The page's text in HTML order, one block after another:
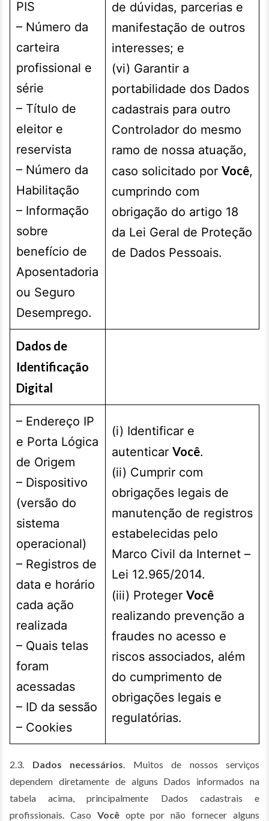
PIS
– Número da
carteira
profissional e
série
– Título de
eleitor e
reservista
– Número da
Habilitação
– Informação
sobre
benefício de
Aposentadoria
ou Seguro
Desemprego.
de dúvidas, parcerias e
manifestação de outros
interesses; e
(vi) Garantir a
portabilidade dos Dados
cadastrais para outro
Controlador do mesmo
ramo de nossa atuação,
caso solicitado por Você,
cumprindo com
obrigação do artigo 18
da Lei Geral de Proteção
de Dados Pessoais.
Dados de
Identificação
Digital
– Endereço IP
e Porta Lógica
de Origem
– Dispositivo
(versão do
sistema
operacional)
– Registros de
data e horário
cada ação
realizada
– Quais telas
foram
acessadas
– ID da sessão
– Cookies
(i) Identificar e
autenticar Você.
(ii) Cumprir com
obrigações legais de
manutenção de registros
estabelecidas pelo
Marco Civil da Internet –
Lei 12.965/2014.
(iii) Proteger Você
realizando prevenção a
fraudes no acesso e
riscos associados, além
do cumprimento de
obrigações legais e
regulatórias.
2.3. Dados necessários. Muitos de nossos serviços
dependem diretamente de alguns Dados informados na
tabela acima, principalmente Dados cadastrais e
profissionais. Caso Vocêopte por não fornecer alguns